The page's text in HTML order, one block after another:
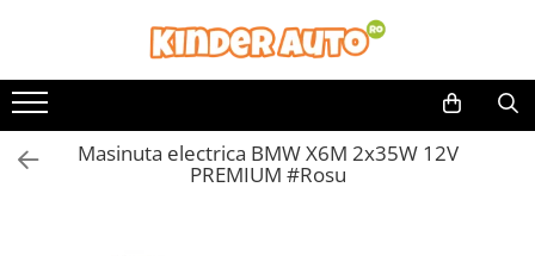
Toate Produsele
Produse in stoc
Masinute electrice
Masinuta electrica BMW X6M 2x35W 12V
PREMIUM #Rosu